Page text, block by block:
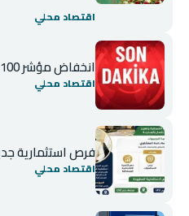
اقتصاد محلي
انخفاض مؤشر BIST 100 في بورصة إسطنبول
اقتصاد محلي
فرص استثمارية
اقتصاد محلي